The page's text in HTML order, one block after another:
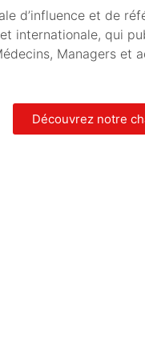
d’influence et de
internationale, qui
Managers et
Découvrez notre